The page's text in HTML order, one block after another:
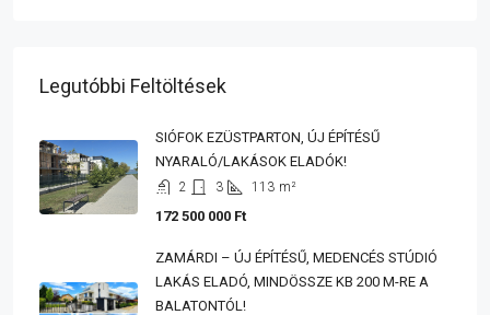
Legutóbbi Feltöltések
SIÓFOK EZÜSTPARTON, ÚJ ÉPÍTÉSŰ
NYARALÓ/LAKÁSOK ELADÓK!
2 3 113 m²
172 500 000 Ft
ZAMÁRDI – ÚJ ÉPÍTÉSŰ, MEDENCÉS STÚDIÓ
LAKÁS ELADÓ, MINDÖSSZE KB 200 M-RE A
BALATONTÓL!